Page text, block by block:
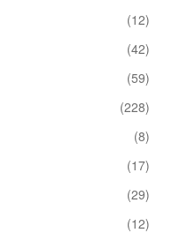
(12)
(42)
(59)
(228)
(8)
(17)
(29)
(12)